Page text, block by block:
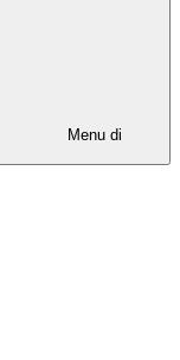
Menu di